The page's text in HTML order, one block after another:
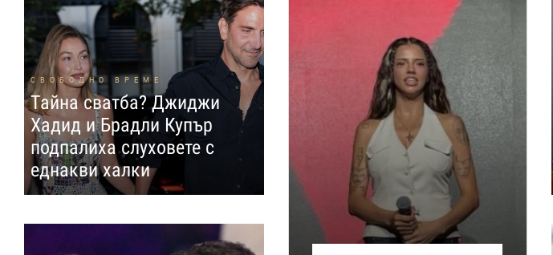
СВОБОДНО ВРЕМЕ
Тайна сватба? Джиджи
Хадид и Брадли Купър
подпалиха слуховете с
еднакви халки